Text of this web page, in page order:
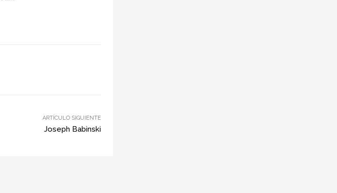
ARTÍCULO SIGUIENTE
Joseph Babinski